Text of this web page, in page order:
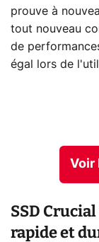
prouve à
tout nouveau
de
égal lors de
Voir
SSD
rapide et